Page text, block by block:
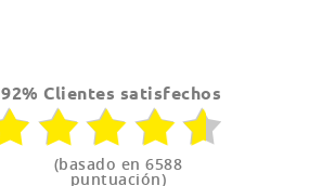
92% Clientes satisfechos
(basado en 6588
puntuación)